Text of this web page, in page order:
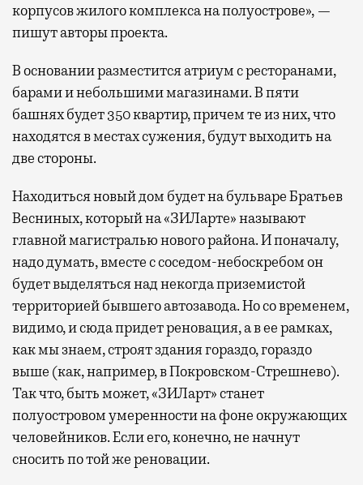
корпусов жилого комплекса на полуострове», —
пишут авторы проекта.
В основании разместится атриум с ресторанами,
барами и небольшими магазинами. В пяти
башнях будет 350 квартир, причем те из них, что
находятся в местах сужения, будут выходить на
две стороны.
Находиться новый дом будет на бульваре Братьев
Весниных, который на «ЗИЛарте» называют
главной магистралью нового района. И поначалу,
надо думать, вместе с соседом-небоскребом он
будет выделяться над некогда приземистой
территорией бывшего автозавода. Но со временем,
видимо, и сюда придет реновация, а в ее рамках,
как мы знаем, строят здания гораздо, гораздо
выше (как, например, в Покровском-Стрешнево).
Так что, быть может, «ЗИЛарт» станет
полуостровом умеренности на фоне окружающих
человейников. Если его, конечно, не начнут
сносить по той же реновации.